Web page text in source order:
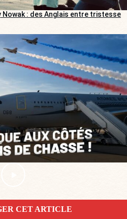
Nowak : des Anglais entre tristesse
CET ARTICLE